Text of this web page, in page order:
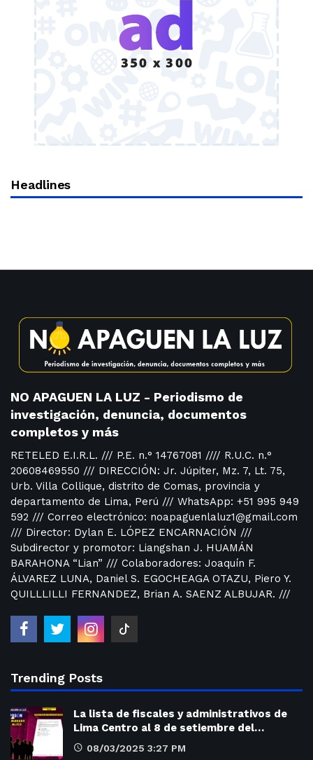
Headlines
NO APAGUEN LA LUZ - Periodismo de
investigación, denuncia, documentos
completos y más
RETELED E.I.R.L. /// P.E. n.° 14767081 //// R.U.C. n.°
20608469550 /// DIRECCIÓN: Jr. Júpiter, Mz. 7, Lt. 75,
Urb. Villa Collique, distrito de Comas, provincia y
departamento de Lima, Perú /// WhatsApp: +51 995 949
592 /// Correo electrónico: noapaguenlaluz1@gmail.com
/// Director: Dylan E. LÓPEZ ENCARNACIÓN ///
Subdirector y promotor: Liangshan J. HUAMÁN
BARAHONA “Lian” /// Colaboradores: Joaquín F.
ÁLVAREZ LUNA, Daniel S. EGOCHEAGA OTAZU, Piero Y.
QUILLLILLI FERNANDEZ, Brian A. SAENZ ALBUJAR. ///
Trending Posts
La lista de fiscales y administrativos de
Lima Centro al 8 de setiembre del…
08/03/2025 3:27 PM